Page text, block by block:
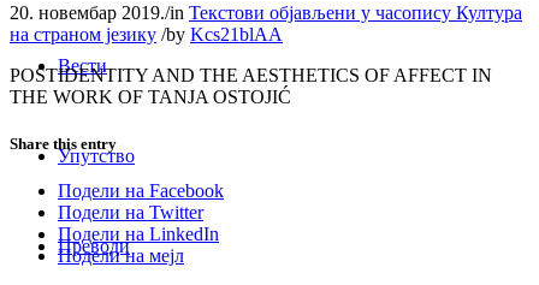
Вести
Упутство
Преводи
20. новембар 2019./in Текстови објављени у часопису Култура
на страном језику /by Kcs21blAA
POSTIDENTITY AND THE AESTHETICS OF AFFECT IN
THE WORK OF TANJA OSTOJIĆ
Share this entry
Подели на Facebook
Подели на Twitter
Подели на LinkedIn
Подели на мејл